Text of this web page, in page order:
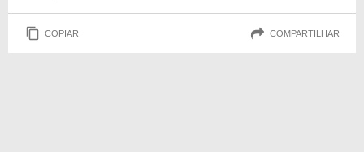
COPIAR COMPARTILHAR